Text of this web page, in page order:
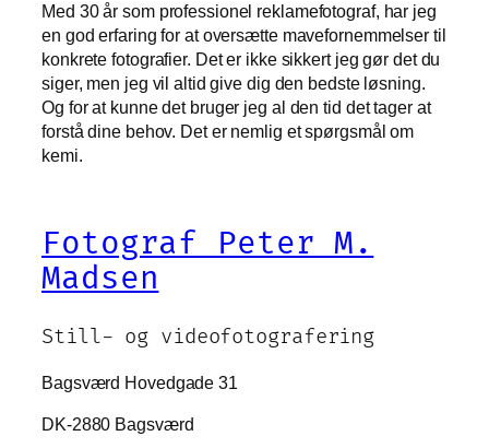
Med 30 år som professionel reklamefotograf, har jeg
en god erfaring for at oversætte mavefornemmelser til
konkrete fotografier. Det er ikke sikkert jeg gør det du
siger, men jeg vil altid give dig den bedste løsning.
Og for at kunne det bruger jeg al den tid det tager at
forstå dine behov. Det er nemlig et spørgsmål om
kemi.
Fotograf Peter M.
Madsen
Still- og videofotografering
Bagsværd Hovedgade 31
DK-2880 Bagsværd